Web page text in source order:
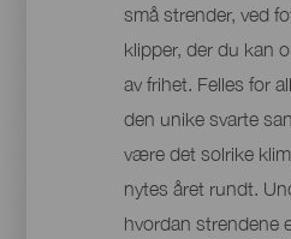
små strender, ved
klipper, der du kan
av frihet. Felles for
den unike svarte
være det solrike
nytes året rundt.
hvordan strendene